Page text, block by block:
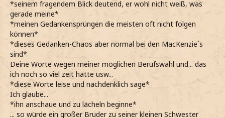
*seinem fragendem Blick deutend, er wohl nicht weiß, was
gerade meine*
*meinen Gedankensprüngen die meisten oft nicht folgen
können*
*dieses Gedanken-Chaos aber normal bei den MacKenzie´s
sind*
Deine Worte wegen meiner möglichen Berufswahl und... das
ich noch so viel zeit hätte usw...
*diese Worte leise und nachdenklich sage*
Ich glaube...
*ihn anschaue und zu lächeln beginne*
... so würde ein großer Bruder zu seiner kleinen Schwester